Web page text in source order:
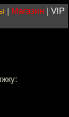
| Магазин | VIP